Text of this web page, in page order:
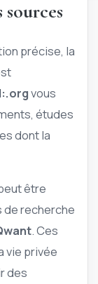
précise, la
vous
études
dont la
être
de recherche
. Ces
vie privée
des